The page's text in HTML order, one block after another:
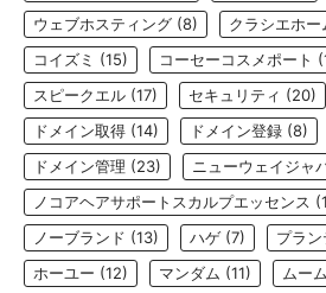
ウェブホスティング (8) クラシエホ
コイズミ (15) コーセーコスメポート
スピークエル (17) セキュリティ (20)
ドメイン取得 (14) ドメイン登録 (8)
ドメイン管理 (23) ニューウェイジャ
ノコアヘアサポートスカルプエッセンス
ノーブランド (13) ハゲ (7) プラ
ホーユー (12) マンダム (11) ムー